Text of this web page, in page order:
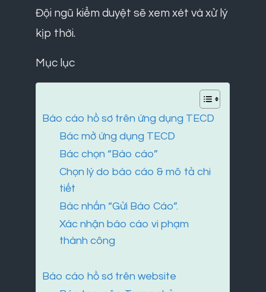
Đội ngũ kiểm duyệt sẽ xem xét và xử lý
kịp thời.
Mục lục
Báo cáo hồ sơ trên ứng dụng TECD
Bác mở ứng dụng TECD
Bác chọn “Báo cáo”
Chọn lý do báo cáo & mô tả chi
tiết
Bác nhấn “Gửi Báo Cáo”.
Xác nhận báo cáo vi phạm
thành công
Báo cáo hồ sơ trên website